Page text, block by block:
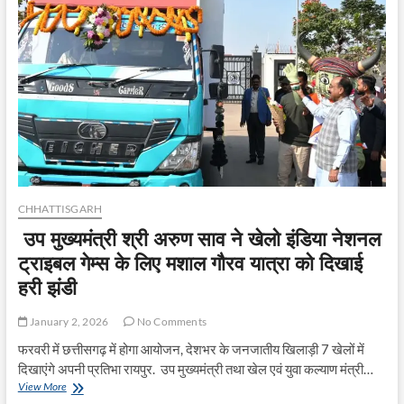
खिले
100
नागरिकों
के
चेहरे,
लंबे
समय
से
गुम
हो
चुके
मोबाईल
लौटाए
CHHATTISGARH
उप मुख्यमंत्री श्री अरुण साव ने खेलो इंडिया नेशनल
ट्राइबल गेम्स के लिए मशाल गौरव यात्रा को दिखाई
हरी झंडी
January 2, 2026 No Comments
फरवरी में छत्तीसगढ़ में होगा आयोजन, देशभर के जनजातीय खिलाड़ी 7 खेलों में
दिखाएंगे अपनी प्रतिभा रायपुर. उप मुख्यमंत्री तथा खेल एवं युवा कल्याण मंत्री…
View Moreउप